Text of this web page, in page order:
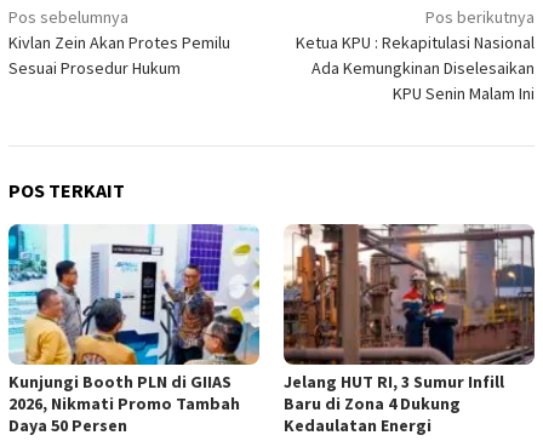
Navigasi
pos
Pos sebelumnya
Kivlan Zein Akan Protes Pemilu
Sesuai Prosedur Hukum
Pos berikutnya
Ketua KPU : Rekapitulasi Nasional
Ada Kemungkinan Diselesaikan
KPU Senin Malam Ini
POS TERKAIT
Kunjungi Booth PLN di GIIAS
2026, Nikmati Promo Tambah
Daya 50 Persen
Jelang HUT RI, 3 Sumur Infill
Baru di Zona 4 Dukung
Kedaulatan Energi